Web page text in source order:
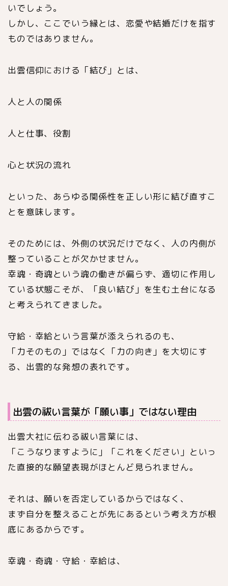
いでしょう。
しかし、ここでいう縁とは、恋愛や結婚だけを指す
ものではありません。
出雲信仰における「結び」とは、
人と人の関係
人と仕事、役割
心と状況の流れ
といった、あらゆる関係性を正しい形に結び直すこ
とを意味します。
そのためには、外側の状況だけでなく、人の内側が
整っていることが欠かせません。
幸魂・奇魂という魂の働きが偏らず、適切に作用し
ている状態こそが、「良い結び」を生む土台になる
と考えられてきました。
守給・幸給という言葉が添えられるのも、
「力そのもの」ではなく「力の向き」を大切にす
る、出雲的な発想の表れです。
出雲の祓い言葉が「願い事」ではない理由
出雲大社に伝わる祓い言葉には、
「こうなりますように」「これをください」といっ
た直接的な願望表現がほとんど見られません。
それは、願いを否定しているからではなく、
まず自分を整えることが先にあるという考え方が根
底にあるからです。
幸魂・奇魂・守給・幸給は、